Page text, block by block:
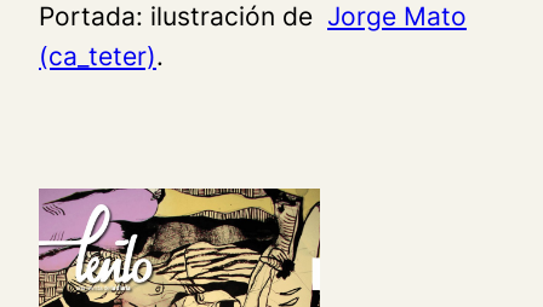
Portada: ilustración de Jorge Mato
(ca_teter).